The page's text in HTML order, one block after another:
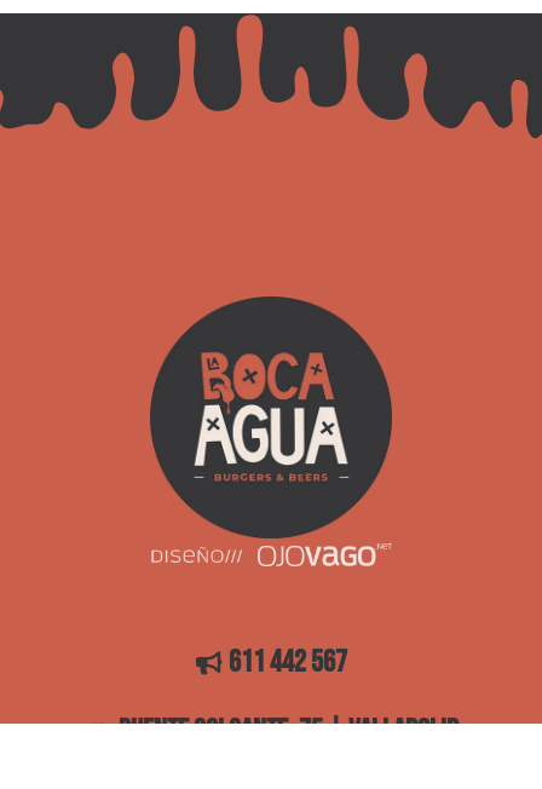
611 442 567
puente colgante, 75 | valladolid